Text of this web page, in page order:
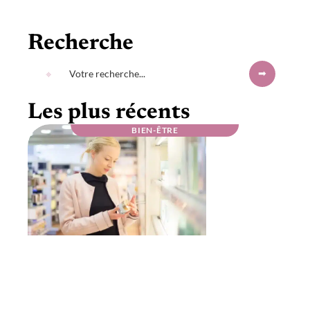
Recherche
Les plus récents
BIEN-ÊTRE